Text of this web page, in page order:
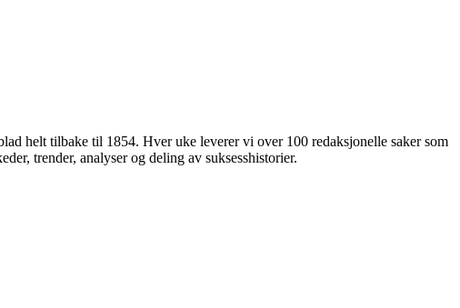
helt tilbake til 1854. Hver uke leverer vi over 100 redaksjonelle saker som
trender, analyser og deling av suksesshistorier.